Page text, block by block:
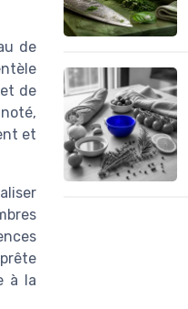
de
de
et
à la